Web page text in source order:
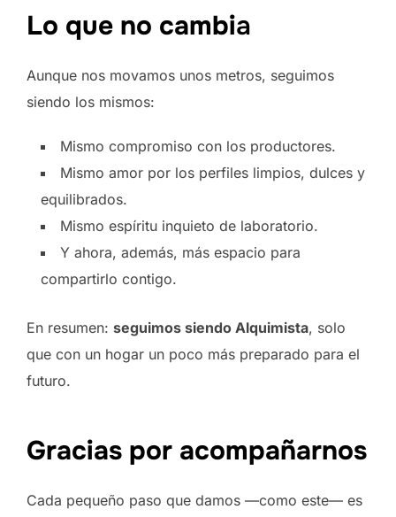
Lo que no cambia
Aunque nos movamos unos metros, seguimos
siendo los mismos:
Mismo compromiso con los productores.
Mismo amor por los perfiles limpios, dulces y
equilibrados.
Mismo espíritu inquieto de laboratorio.
Y ahora, además, más espacio para
compartirlo contigo.
En resumen: seguimos siendo Alquimista, solo
que con un hogar un poco más preparado para el
futuro.
Gracias por acompañarnos
Cada pequeño paso que damos —como este— es